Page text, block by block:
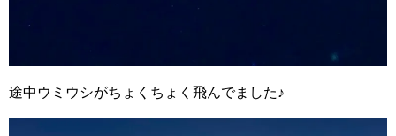
途中ウミウシがちょくちょく飛んでました♪